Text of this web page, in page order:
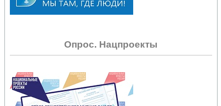
Опрос. Нацпроекты